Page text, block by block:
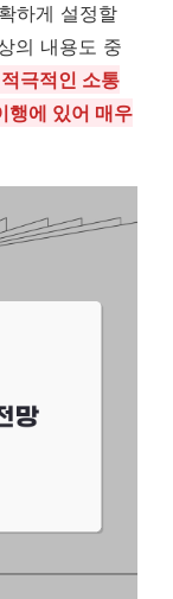
하게 설정할
의 내용도 중
극적인 소통
행에 있어 매우